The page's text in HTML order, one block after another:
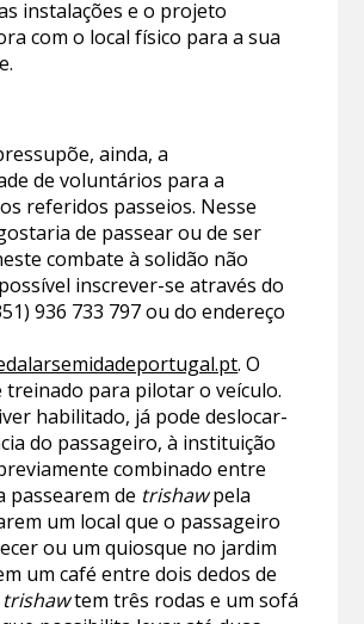
instalações e o projeto
com o local físico para a sua
ainda, a
de voluntários para a
referidos passeios. Nesse
de passear ou de ser
combate à solidão não
inscrever-se através do
936 733 797 ou do endereço
. O
para pilotar o veículo.
habilitado, já pode deslocar-
do passageiro, à instituição
combinado entre
passearem de trishawpela
um local que o passageiro
ou um quiosque no jardim
um café entre dois dedos de
trishawtem três rodas e um sofá